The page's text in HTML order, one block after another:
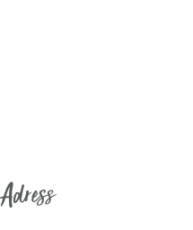
Adress